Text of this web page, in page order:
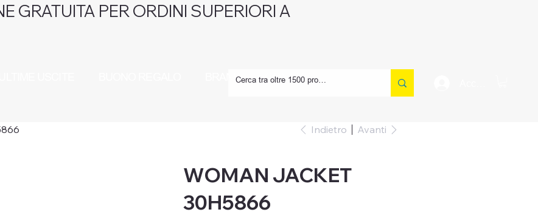
BRAND CONTATTI
GRATUITA PER ORDINI SUPERIORI A
Indietro Avanti
WOMAN JACKET
30H5866